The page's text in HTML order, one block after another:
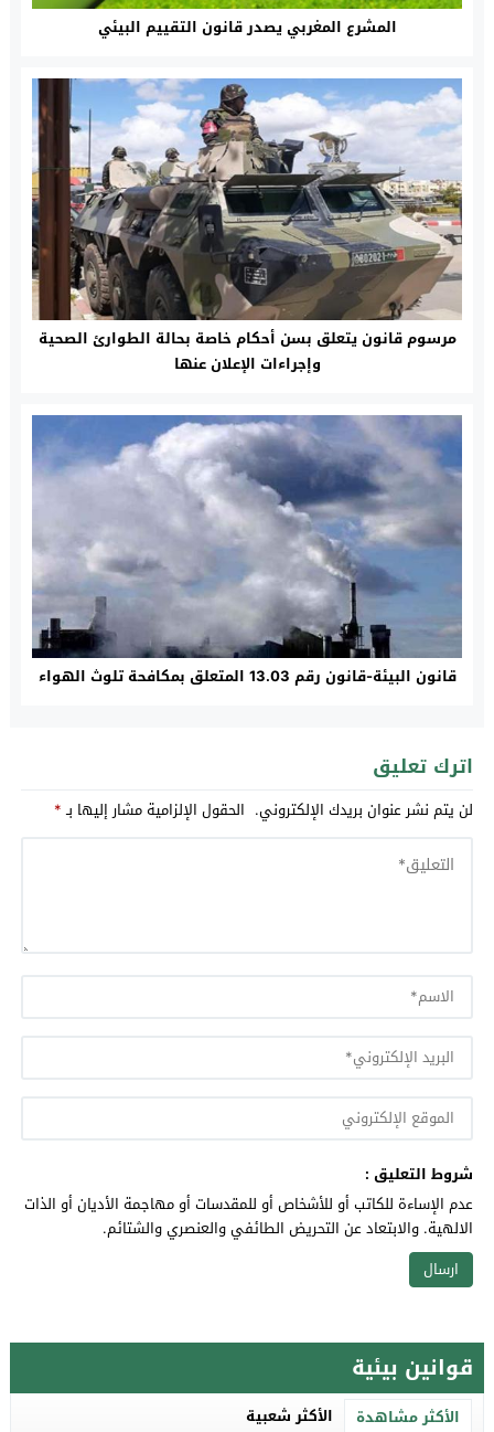
المشرع المغربي يصدر قانون التقييم البيئي
مرسوم قانون يتعلق بسن أحكام خاصة بحالة الطوارئ الصحية
وإجراءات الإعلان عنها
قانون البيئة-قانون رقم 13.03 المتعلق بمكافحة تلوث الهواء
اترك تعليق
لن يتم نشر عنوان بريدك الإلكتروني. الحقول الإلزامية مشار إليها بـ*
شروط التعليق :
عدم الإساءة للكاتب أو للأشخاص أو للمقدسات أو مهاجمة الأديان أو الذات
الالهية. والابتعاد عن التحريض الطائفي والعنصري والشتائم.
قوانين بيئية
الأكثر مشاهدة الأكثر شعبية